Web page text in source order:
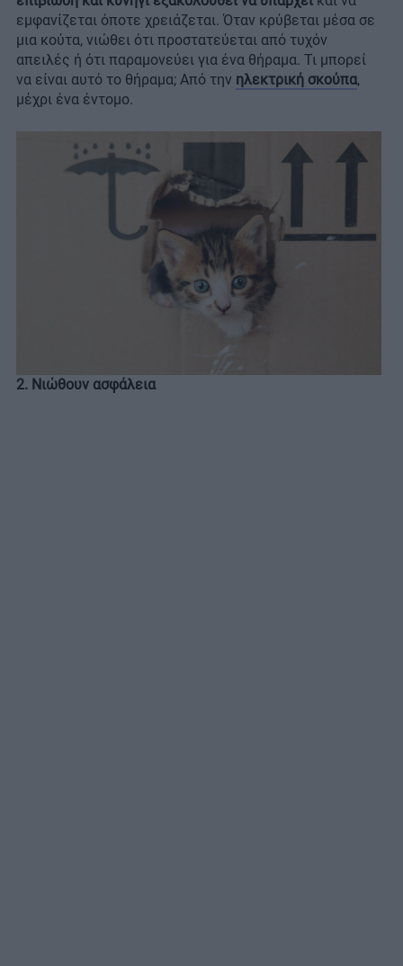
εμφανίζεται όποτε χρειάζεται. Όταν κρύβεται μέσα σε
μια κούτα, νιώθει ότι προστατεύεται από τυχόν
απειλές ή ότι παραμονεύει για ένα θήραμα. Τι μπορεί
να είναι αυτό το θήραμα; Από την ηλεκτρική σκούπα,
μέχρι ένα έντομο.
2. Νιώθουν ασφάλεια